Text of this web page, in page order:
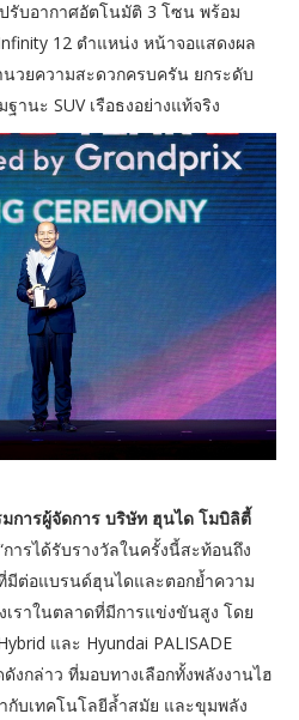
รับอากาศอัตโนมัติ 3 โซน พร้อม
12 ตำแหน่ง หน้าจอแสดงผล
วยความสะดวกครบครัน ยกระดับ
านะ SUV เรือธงอย่างแท้จริง
การผู้จัดการ บริษัท ฮุนได โมบิลิตี้
การได้รับรางวัลในครั้งนี้สะท้อนถึง
มีต่อแบรนด์ฮุนไดและตอกย้ำความ
เราในตลาดที่มีการแข่งขันสูง โดย
และ Hyundai PALISADE
งกล่าว ที่มอบทางเลือกทั้งพลังงานไฮ
บเทคโนโลยีล้ำสมัย และขุมพลัง